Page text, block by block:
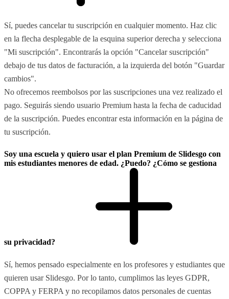
Sí, puedes cancelar tu suscripción en cualquier momento. Haz clic
en la flecha desplegable de la esquina superior derecha y selecciona
"Mi suscripción". Encontrarás la opción "Cancelar suscripción"
debajo de tus datos de facturación, a la izquierda del botón "Guardar
cambios".
No ofrecemos reembolsos por las suscripciones una vez realizado el
pago. Seguirás siendo usuario Premium hasta la fecha de caducidad
de la suscripción. Puedes encontrar esta información en la página de
tu suscripción.
Soy una escuela y quiero usar el plan Premium de Slidesgo con
mis estudiantes menores de edad. ¿Puedo? ¿Cómo se gestiona
su privacidad?
Sí, hemos pensado especialmente en los profesores y estudiantes que
quieren usar Slidesgo. Por lo tanto, cumplimos las leyes GDPR,
COPPA y FERPA y no recopilamos datos personales de cuentas